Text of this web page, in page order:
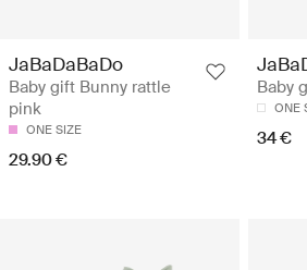
JaBaDaBaDo
Baby gift Bunny rattle
pink
ONE SIZE
29.90 €
Baby
ONE
34 €